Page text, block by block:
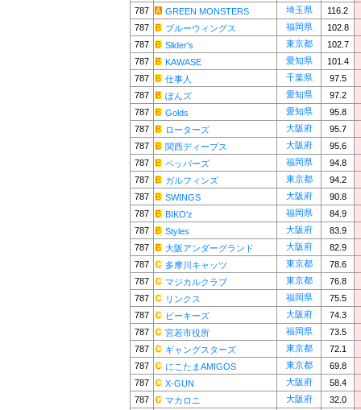
787
GREEN MONSTERS 埼玉県
116.2
787
ブルーウィングス 福岡県
102.8
787
Slider's 東京都
102.7
787
KAWASE 愛知県
101.4
787
仕事人 千葉県
97.5
787
ぽんズ 愛知県
97.2
787
Golds 愛知県
95.8
787
ローターズ 大阪府
95.7
787
関西ディープス 大阪府
95.6
787
ペッパーズ 福岡県
94.8
787
ガルフィンズ 東京都
94.2
787
SWINGS 大阪府
90.8
787
BIKO'z 福岡県
84.9
787
Styles 大阪府
83.9
787
大阪アンダーグランド 大阪府
82.9
787
多摩川キャッツ 東京都
78.6
787
マジカルクラブ 東京都
76.8
787
リンクス 福岡県
75.5
787
ピーキーズ 大阪府
74.3
787
宮若市役所 福岡県
73.5
787
ギャングスターズ 東京都
72.1
787
にこたまAMIGOS 東京都
69.8
787
X-GUN 大阪府
58.4
787
マカロニ 大阪府
32.0